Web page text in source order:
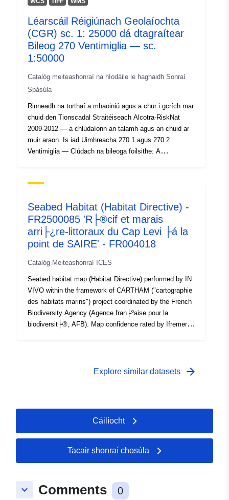
Léarscáil Réigiúnach Geolaíochta
(CGR) sc. 1: 25000 dá dtagraítear
Bileog 270 Ventimiglia — sc.
1:50000
Catalóg meiteashonraí na hIodáile le haghaidh Sonraí
Spásúla
Rinneadh na torthaí a mhaoiniú agus a chur i gcrích mar
chuid den Tionscadal Straitéiseach Alcotra-RiskNat
2009-2012 — a chlúdaíonn an talamh agus an chuid ar
muir araon. Is iad Uimhreacha 270.1 agus 270.2
Ventimiglia — Clúdach na bileoga foilsithe: A
Seabed Habitat (Habitat Directive) -
FR2500085 'R├®cif et marais
arri├¿re-littoraux du Cap Levi ├á la
point de SAIRE' - FR004018
Catalóg Meiteashonraí ICES
Seabed habitat map (Habitat Directive) performed by IN
VIVO within the framework of CARTHAM ("cartographie
des habitats marins") project coordinated by the French
Biodiversity Agency (Agence fran├ºaise pour la
biodiversit├®, AFB). Map confidence rated by Ifremer :
Explore similar datasets arrow_forward
Cáilíocht
Tacair shonraí chosúla
keyboard_arrow_down Comments 0